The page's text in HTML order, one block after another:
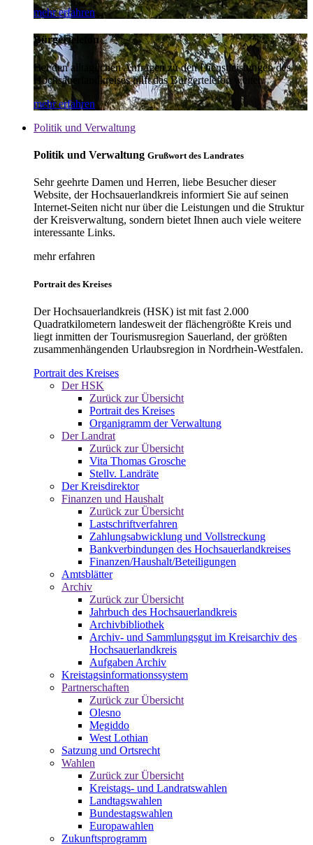
mehr erfahren
Bürgertelefon
Bei den alltäglichen Anfragen zu den Dienstleistungen des
Hochsauerlandkreises hilft das Bürgertelefon weiter.
mehr erfahren
Politik und Verwaltung
Politik und Verwaltung Grußwort des Landrates
Sehr geehrte Damen und Herren, liebe Besucher dieser
Website, der Hochsauerlandkreis informiert Sie auf seinen
Internet-Seiten nicht nur über die Leistungen und die Struktur
der Kreisverwaltung, sondern bietet Ihnen auch viele weitere
interessante Links.
mehr erfahren
Portrait des Kreises
Der Hochsauerlandkreis (HSK) ist mit fast 2.000
Quadratkilometern landesweit der flächengrößte Kreis und
liegt inmitten der Tourismusregion Sauerland, der größten
zusammenhängenden Urlaubsregion in Nordrhein-Westfalen.
Portrait des Kreises
Der HSK
Zurück zur Übersicht
Portrait des Kreises
Organigramm der Verwaltung
Der Landrat
Zurück zur Übersicht
Vita Thomas Grosche
Stellv. Landräte
Der Kreisdirektor
Finanzen und Haushalt
Zurück zur Übersicht
Lastschriftverfahren
Zahlungsabwicklung und Vollstreckung
Bankverbindungen des Hochsauerlandkreises
Finanzen/Haushalt/Beteiligungen
Amtsblätter
Archiv
Zurück zur Übersicht
Jahrbuch des Hochsauerlandkreis
Archivbibliothek
Archiv- und Sammlungsgut im Kreisarchiv des
Hochsauerlandkreis
Aufgaben Archiv
Kreistagsinformationssystem
Partnerschaften
Zurück zur Übersicht
Olesno
Megiddo
West Lothian
Satzung und Ortsrecht
Wahlen
Zurück zur Übersicht
Kreistags- und Landratswahlen
Landtagswahlen
Bundestagswahlen
Europawahlen
Zukunftsprogramm